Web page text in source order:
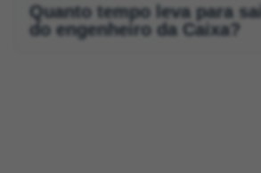
Quanto tempo leva para
do engenheiro da Caixa?